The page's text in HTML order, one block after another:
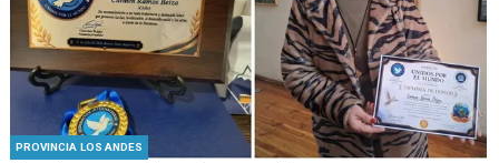
PROVINCIA LOS ANDES